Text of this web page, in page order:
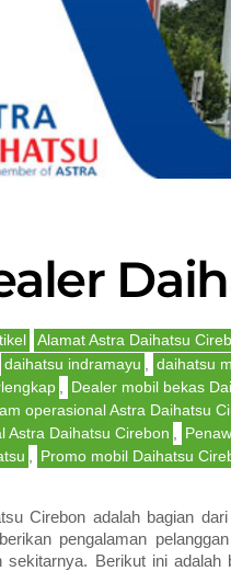
Alamat Astra Daihatsu
daihatsu indramayu , daihatsu
, Dealer mobil bekas
operasional Astra Daihatsu
Astra Daihatsu Cirebon ,
, Promo mobil Daihatsu
Cirebon adalah bagian
pengalaman
sekitarnya. Berikut ini